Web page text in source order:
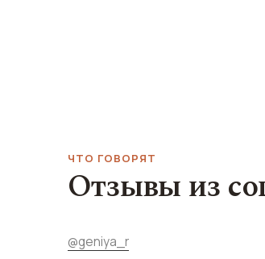
ЧТО ГОВОРЯТ
Отзывы из
@geniya_r